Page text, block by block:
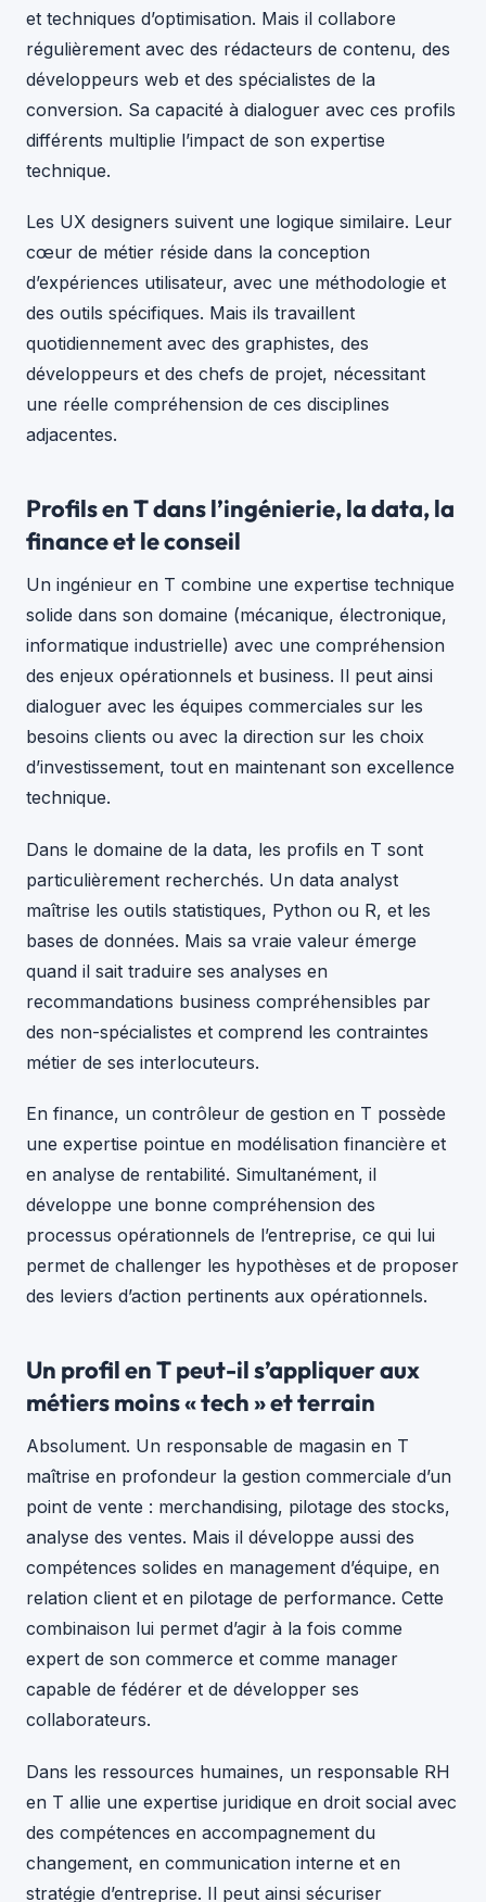
et techniques d’optimisation. Mais il collabore
régulièrement avec des rédacteurs de contenu, des
développeurs web et des spécialistes de la
conversion. Sa capacité à dialoguer avec ces profils
différents multiplie l’impact de son expertise
technique.
Les UX designers suivent une logique similaire. Leur
cœur de métier réside dans la conception
d’expériences utilisateur, avec une méthodologie et
des outils spécifiques. Mais ils travaillent
quotidiennement avec des graphistes, des
développeurs et des chefs de projet, nécessitant
une réelle compréhension de ces disciplines
adjacentes.
Profils en T dans l’ingénierie, la data, la
finance et le conseil
Un ingénieur en T combine une expertise technique
solide dans son domaine (mécanique, électronique,
informatique industrielle) avec une compréhension
des enjeux opérationnels et business. Il peut ainsi
dialoguer avec les équipes commerciales sur les
besoins clients ou avec la direction sur les choix
d’investissement, tout en maintenant son excellence
technique.
Dans le domaine de la data, les profils en T sont
particulièrement recherchés. Un data analyst
maîtrise les outils statistiques, Python ou R, et les
bases de données. Mais sa vraie valeur émerge
quand il sait traduire ses analyses en
recommandations business compréhensibles par
des non-spécialistes et comprend les contraintes
métier de ses interlocuteurs.
En finance, un contrôleur de gestion en T possède
une expertise pointue en modélisation financière et
en analyse de rentabilité. Simultanément, il
développe une bonne compréhension des
processus opérationnels de l’entreprise, ce qui lui
permet de challenger les hypothèses et de proposer
des leviers d’action pertinents aux opérationnels.
Un profil en T peut-il s’appliquer aux
métiers moins « tech » et terrain
Absolument. Un responsable de magasin en T
maîtrise en profondeur la gestion commerciale d’un
point de vente : merchandising, pilotage des stocks,
analyse des ventes. Mais il développe aussi des
compétences solides en management d’équipe, en
relation client et en pilotage de performance. Cette
combinaison lui permet d’agir à la fois comme
expert de son commerce et comme manager
capable de fédérer et de développer ses
collaborateurs.
Dans les ressources humaines, un responsable RH
en T allie une expertise juridique en droit social avec
des compétences en accompagnement du
changement, en communication interne et en
stratégie d’entreprise. Il peut ainsi sécuriser